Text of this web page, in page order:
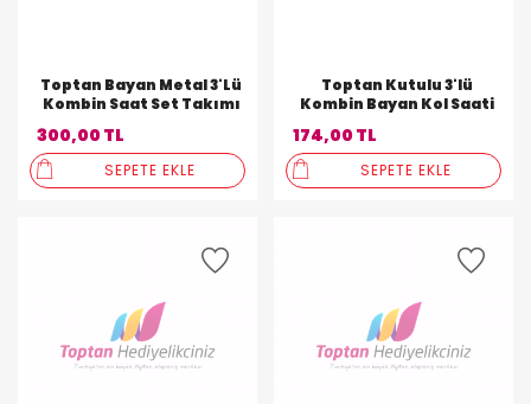
Toptan Bayan Metal 3'Lü
Kombin Saat Set Takımı
300,00 TL
SEPETE EKLE
Toptan Kutulu 3'lü
Kombin Bayan Kol Saati
174,00 TL
SEPETE EKLE